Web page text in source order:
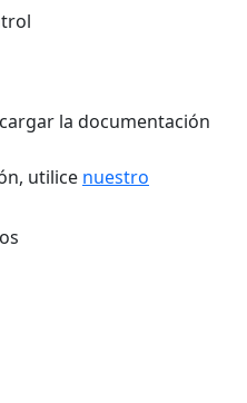
la documentación
utilice nuestro